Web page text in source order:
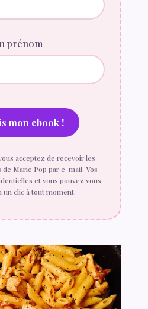
prénom
acceptez de recevoir les
Marie Pop par e-mail. Vos
et vous pouvez vous
un clic à tout moment.